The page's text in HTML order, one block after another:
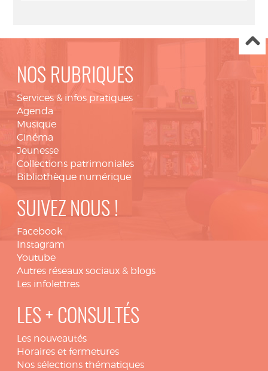
NOS RUBRIQUES
Services & infos pratiques
Agenda
Musique
Cinéma
Jeunesse
Collections patrimoniales
Bibliothèque numérique
SUIVEZ NOUS !
Facebook
Instagram
Youtube
Autres réseaux sociaux & blogs
Les infolettres
LES + CONSULTÉS
Les nouveautés
Horaires et fermetures
Nos sélections thématiques